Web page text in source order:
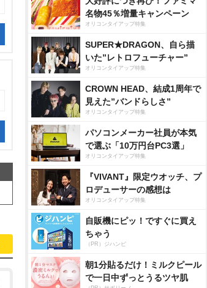
名物45％増量キャンペーン
オリコンタイアップ特集
SUPER★DRAGON、自ら描
いた”レトロフューチャー”
オリコンタイアップ特集
CROWN HEAD、結成1周年で
見えた”バンドらしさ”
オリコンタイアップ特集
パソコンメーカー社員が本気
で選ぶ「10万円台PC3選」
オリコンタイアップ特集
『VIVANT』限定ウオッチ、プ
ロデューサーの感想は
オリコンタイアップ特集
自販機にピッ！ですぐに買え
ちゃう
（PR）ジハンピ
朝1分貼るだけ！ミルクピール
で一日中ずっとうるツヤ肌